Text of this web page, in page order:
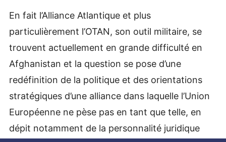
En fait l’Alliance Atlantique et plus
particulièrement l’OTAN, son outil militaire, se
trouvent actuellement en grande difficulté en
Afghanistan et la question se pose d’une
redéfinition de la politique et des orientations
stratégiques d’une alliance dans laquelle l’Union
Européenne ne pèse pas en tant que telle, en
dépit notamment de la personnalité juridique